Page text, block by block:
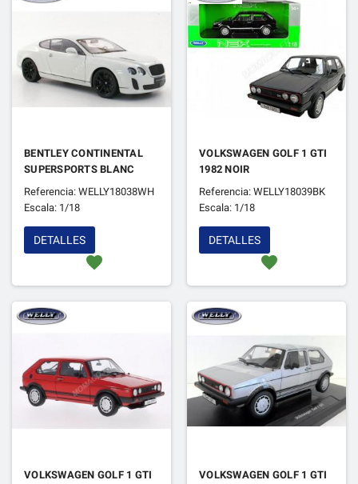
BENTLEY CONTINENTAL
SUPERSPORTS BLANC
Referencia: WELLY18038WH
Escala: 1/18
favorite
DETALLES
VOLKSWAGEN GOLF 1 GTI
1982 NOIR
Referencia: WELLY18039BK
Escala: 1/18
favorite
DETALLES
VOLKSWAGEN GOLF 1 GTI
VOLKSWAGEN GOLF 1 GTI